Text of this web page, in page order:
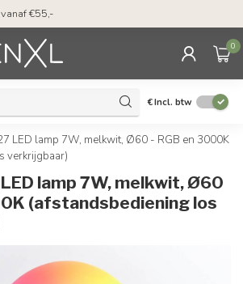
€55,-
0
€Incl. btw
LED lamp 7W, melkwit, Ø60 - RGB en 3000K
verkrijgbaar)
lamp 7W, melkwit, Ø60
(afstandsbediening los